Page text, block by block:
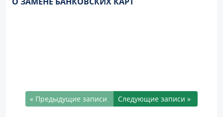
« Предыдущие записи Следующие записи »